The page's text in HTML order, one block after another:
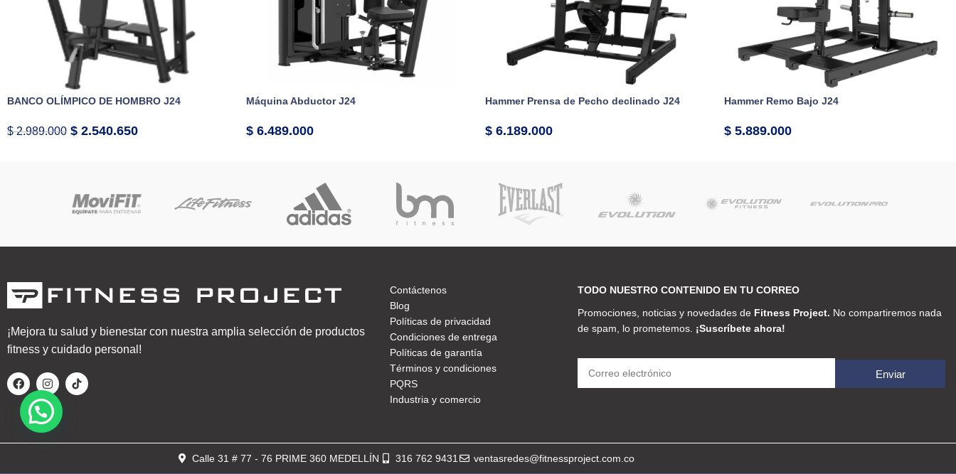
BANCO OLÍMPICO DE HOMBRO J24
$2.989.000 $ 2.540.650
Máquina Abductor J24
$ 6.489.000
Hammer Prensa de Pecho declinado J24
$ 6.189.000
Hammer Remo Bajo J24
$ 5.889.000
¡Mejora tu salud y bienestar con nuestra amplia selección de productos
fitness y cuidado personal!
Contáctenos
Blog
Políticas de privacidad
Condiciones de entrega
Políticas de garantía
Términos y condiciones
PQRS
Industria y comercio
TODO NUESTRO CONTENIDO EN TU CORREO
Promociones, noticias y novedades de Fitness Project. No compartiremos nada
de spam, lo prometemos. ¡Suscríbete ahora!
Enviar
Calle 31 # 77 - 76 PRIME 360 MEDELLÍN 316 762 9431 ventasredes@fitnessproject.com.co